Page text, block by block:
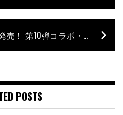
“セット図Tシャツ”新作発売！ 第10弾コラボ・アーティストはJUNNA
POSTS